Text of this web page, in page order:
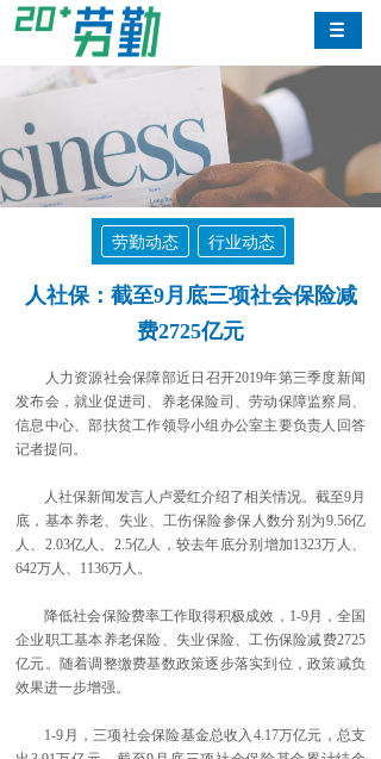
劳勤动态 行业动态
人社保：截至9月底三项社会保险减
费2725亿元
人力资源社会保障部近日召开2019年第三季度新闻
发布会，就业促进司、养老保险司、劳动保障监察局、
信息中心、部扶贫工作领导小组办公室主要负责人回答
记者提问。
人社保新闻发言人卢爱红介绍了相关情况。截至9月
底，基本养老、失业、工伤保险参保人数分别为9.56亿
人、2.03亿人、2.5亿人，较去年底分别增加1323万人、
642万人、1136万人。
降低社会保险费率工作取得积极成效，1-9月，全国
企业职工基本养老保险、失业保险、工伤保险减费2725
亿元。随着调整缴费基数政策逐步落实到位，政策减负
效果进一步增强。
1-9月，三项社会保险基金总收入4.17万亿元，总支